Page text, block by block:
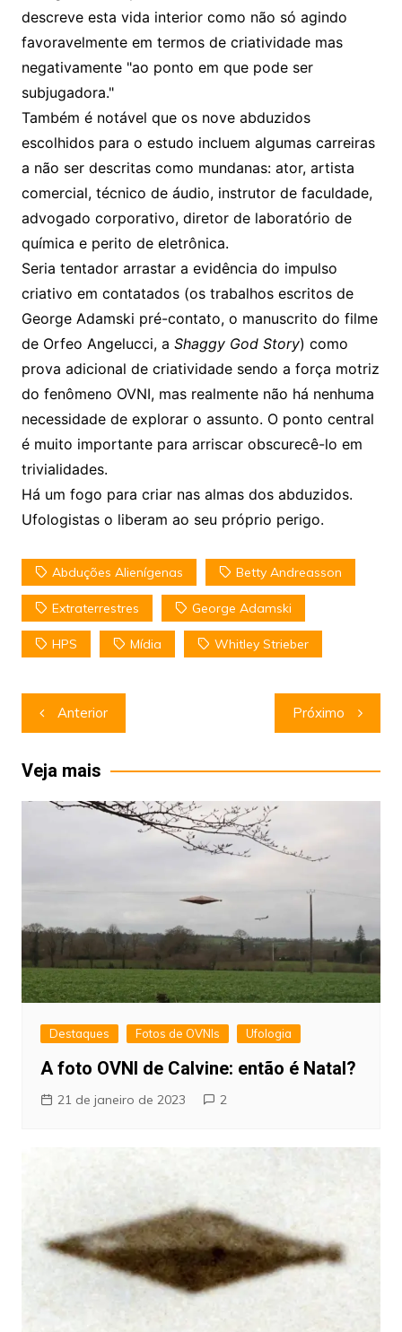
descreve esta vida interior como não só agindo
favoravelmente em termos de criatividade mas
negativamente "ao ponto em que pode ser
subjugadora."
Também é notável que os nove abduzidos
escolhidos para o estudo incluem algumas carreiras
a não ser descritas como mundanas: ator, artista
comercial, técnico de áudio, instrutor de faculdade,
advogado corporativo, diretor de laboratório de
química e perito de eletrônica.
Seria tentador arrastar a evidência do impulso
criativo em contatados (os trabalhos escritos de
George Adamski pré-contato, o manuscrito do filme
de Orfeo Angelucci, a Shaggy God Story) como
prova adicional de criatividade sendo a força motriz
do fenômeno OVNI, mas realmente não há nenhuma
necessidade de explorar o assunto. O ponto central
é muito importante para arriscar obscurecê-lo em
trivialidades.
Há um fogo para criar nas almas dos abduzidos.
Ufologistas o liberam ao seu próprio perigo.
Abduções Alienígenas Betty Andreasson
Extraterrestres George Adamski
HPS Mídia Whitley Strieber
Navegação
de
Post
Anterior Próximo
Veja mais
Destaques Fotos de OVNIs Ufologia
A foto OVNI de Calvine: então é Natal?
21 de janeiro de 2023 2